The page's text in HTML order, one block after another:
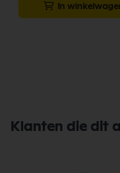
In
Klanten die dit